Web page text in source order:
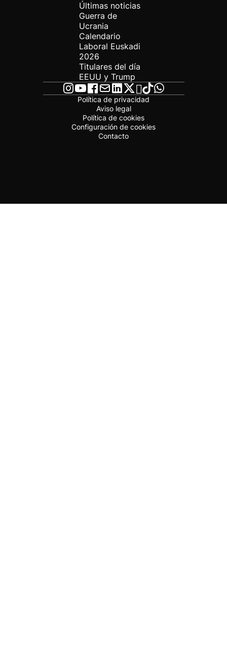
Últimas noticias
Guerra de
Ucrania
Calendario
Laboral Euskadi
2026
Titulares del día
EEUU y Trump
Política de privacidad
Aviso legal
Política de cookies
Configuración de cookies
Contacto